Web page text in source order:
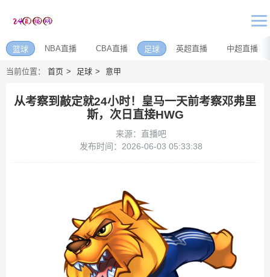
篮球 NBA直播 CBA直播 足球 英超直播 中超直播
当前位置： 首页 足球 意甲
从考察到敲定就24小时！皇马一天前考察邓弗里
斯，次日直接HWG
来源：直播吧
发布时间：2026-06-03 05:33:38